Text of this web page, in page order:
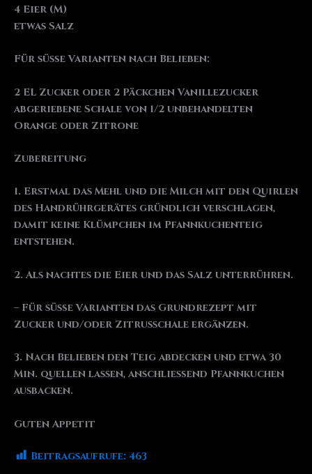
4 Eier (M)
etwas Salz
Für süße Varianten nach Belieben:
2 EL Zucker oder 2 Päckchen Vanillezucker
abgeriebene Schale von 1/2 unbehandelten
Orange oder Zitrone
Zubereitung
1. Erstmal das Mehl und die Milch mit den Quirlen
des Handrührgerätes gründlich verschlagen,
damit keine Klümpchen im Pfannkuchenteig
entstehen.
2. Als nachtes die Eier und das Salz unterrühren.
– Für süße Varianten das Grundrezept mit
Zucker und/oder Zitrusschale ergänzen.
3. Nach Belieben den Teig abdecken und etwa 30
Min. quellen lassen, anschließend Pfannkuchen
ausbacken.
Guten Appetit
Beitragsaufrufe: 463